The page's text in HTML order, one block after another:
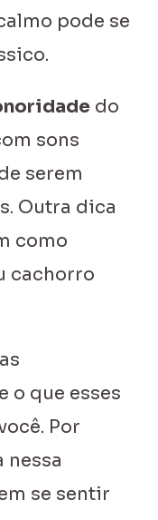
pode se
do
sons
serem
Outra dica
como
cachorro
e o que esses
Por
nessa
se sentir